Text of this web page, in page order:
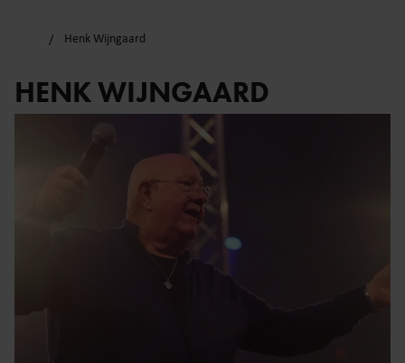
Henk Wijngaard
HENK WIJNGAARD